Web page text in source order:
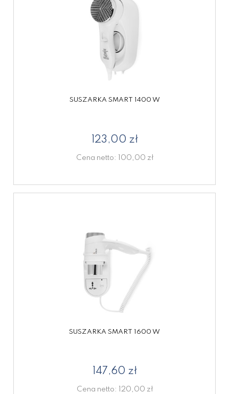
SUSZARKA SMART 1400 W
123,00 zł
Cena netto: 100,00 zł
SUSZARKA SMART 1600 W
147,60 zł
Cena netto: 120,00 zł